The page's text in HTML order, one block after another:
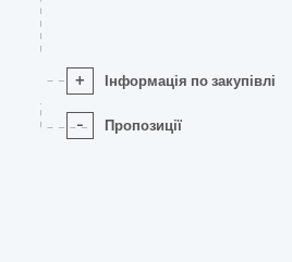
+ Інформація по закупівлі
- Пропозиції